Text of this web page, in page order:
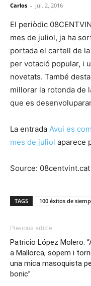
Carlos - jul. 2, 2016
El periòdic
mes de juliol, ja ha
portada el cartell de
per votació popular, i
novetats. També
millorar la rotonda de
que es
La entrada Avui es
mes de juliol aparece
Source: 08centvint.cat
TAGS 100 éxitos de
Previous article
Patricio López Molero:
a Mallorca, sopem i
una mica masoquista
bonic”